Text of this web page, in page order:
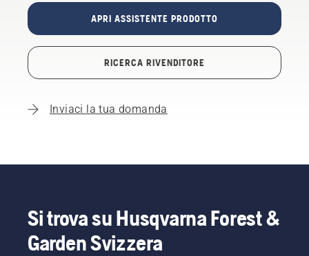
APRI ASSISTENTE PRODOTTO
RICERCA RIVENDITORE
Inviaci la tua domanda
Si trova su Husqvarna Forest &
Garden Svizzera